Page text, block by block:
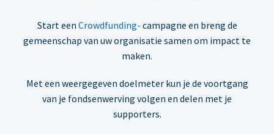
Start een Crowdfunding- campagne en breng de
gemeenschap van uw organisatie samen om impact te
maken.
Met een weergegeven doelmeter kun je de voortgang
van je fondsenwerving volgen en delen met je
supporters.